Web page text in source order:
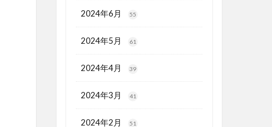
2024年6月 55
2024年5月 61
2024年4月 39
2024年3月 41
2024年2月 51